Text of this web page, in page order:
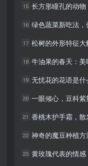
15 长方形瞳孔的动物，
16 绿色蔬菜新吃法，
17 松树的外形特征大解
18 牛油果的春天：
19 无忧花的花语是什
20 一眼倾心，豆科
21 香桃木护手霜，
22 神奇的魔豆种植方法，让
23 黄玫瑰代表的情
15 长方形瞳孔的动物，
16 绿色蔬菜新吃法，
17 松树的外形特征大解
18 牛油果的春天：
19 无忧花的花语是什
20 一眼倾心，豆科
21 香桃木护手霜，
22 神奇的魔豆种植方法，让
23 黄玫瑰代表的情